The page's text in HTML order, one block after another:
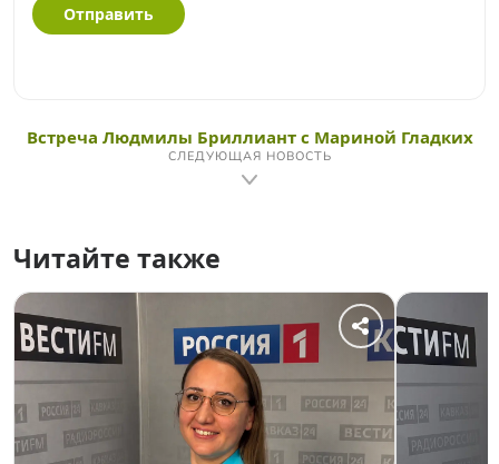
Отправить
Встреча Людмилы Бриллиант с Мариной Гладких
СЛЕДУЮЩАЯ НОВОСТЬ
Читайте также